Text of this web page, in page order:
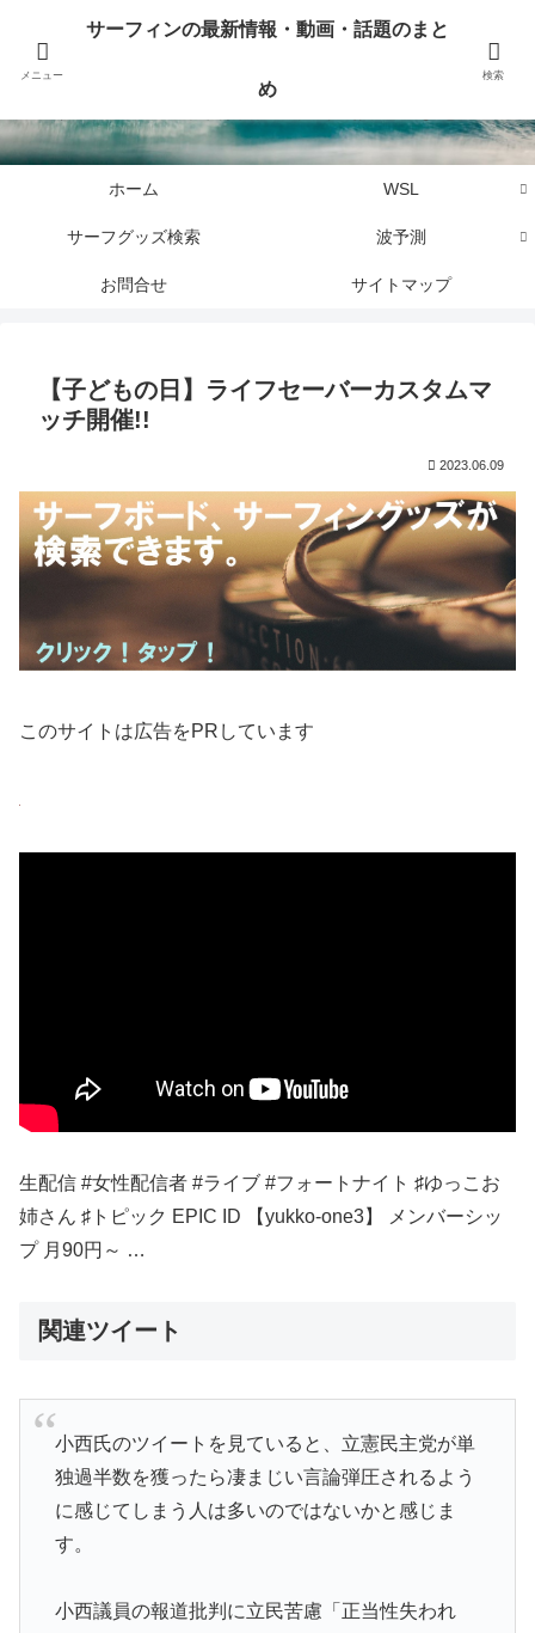
サーフィンに関するニュース・話題や最新情報を写真、画像、動画でまとめて
ホーム WSL
サーフグッズ検索 波予測
お問合せ サイトマップ
【子どもの日】ライフセーバーカスタムマ
ッチ開催!!
2023.06.09
このサイトは広告をPRしています
生配信 #女性配信者 #ライブ #フォートナイト ♯ゆっこお
姉さん ♯トピック EPIC ID 【yukko-one3】 メンバーシッ
プ 月90円～ …
関連ツイート
小西氏のツイートを見ていると、立憲民主党が単
独過半数を獲ったら凄まじい言論弾圧されるよう
に感じてしまう人は多いのではないかと感じま
す。
小西議員の報道批判に立民苦慮「正当性失われ
メニュー
サーフィンの最新情報・動画・話題のまと
め
検索